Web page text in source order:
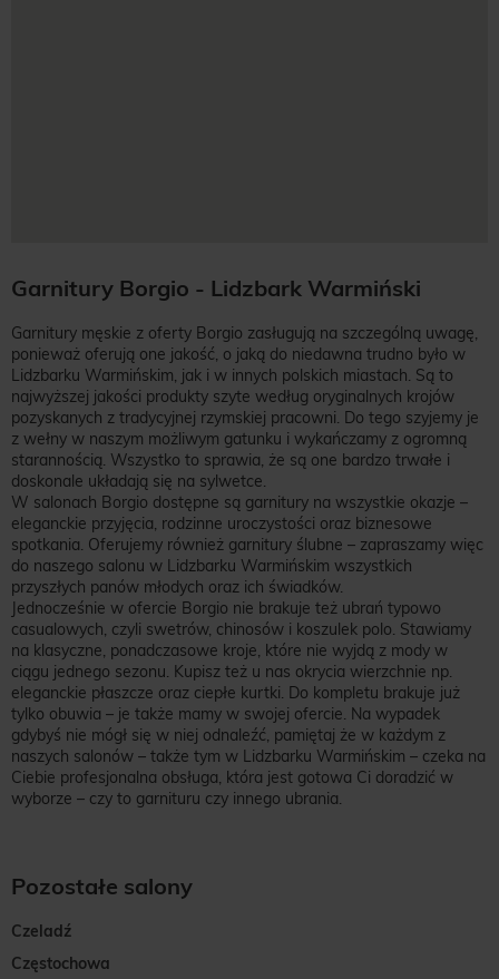
Garnitury Borgio - Lidzbark Warmiński
Garnitury męskie z oferty Borgio zasługują na szczególną uwagę,
ponieważ oferują one jakość, o jaką do niedawna trudno było w
Lidzbarku Warmińskim, jak i w innych polskich miastach. Są to
najwyższej jakości produkty szyte według oryginalnych krojów
pozyskanych z tradycyjnej rzymskiej pracowni. Do tego szyjemy je
z wełny w naszym możliwym gatunku i wykańczamy z ogromną
starannością. Wszystko to sprawia, że są one bardzo trwałe i
doskonale układają się na sylwetce.
W salonach Borgio dostępne są garnitury na wszystkie okazje –
eleganckie przyjęcia, rodzinne uroczystości oraz biznesowe
spotkania. Oferujemy również garnitury ślubne – zapraszamy więc
do naszego salonu w Lidzbarku Warmińskim wszystkich
przyszłych panów młodych oraz ich świadków.
Jednocześnie w ofercie Borgio nie brakuje też ubrań typowo
casualowych, czyli swetrów, chinosów i koszulek polo. Stawiamy
na klasyczne, ponadczasowe kroje, które nie wyjdą z mody w
ciągu jednego sezonu. Kupisz też u nas okrycia wierzchnie np.
eleganckie płaszcze oraz ciepłe kurtki. Do kompletu brakuje już
tylko obuwia – je także mamy w swojej ofercie. Na wypadek
gdybyś nie mógł się w niej odnaleźć, pamiętaj że w każdym z
naszych salonów – także tym w Lidzbarku Warmińskim – czeka na
Ciebie profesjonalna obsługa, która jest gotowa Ci doradzić w
wyborze – czy to garnituru czy innego ubrania.
Pozostałe salony
Czeladź
Częstochowa